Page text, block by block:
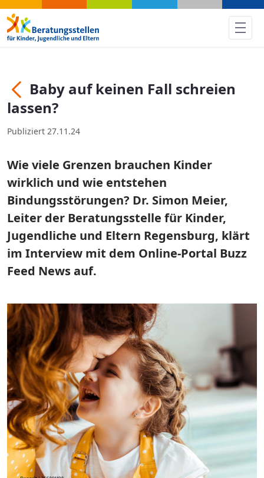
Baby auf keinen Fall schreien
Zurück
Baby auf keinen Fall schreien
lassen?
Publiziert 27.11.24
Wie viele Grenzen brauchen Kinder
wirklich und wie entstehen
Bindungsstörungen? Dr. Simon Meier,
Leiter der Beratungsstelle für Kinder,
Jugendliche und Eltern Regensburg, klärt
im Interview mit dem Online-Portal Buzz
Feed News auf.